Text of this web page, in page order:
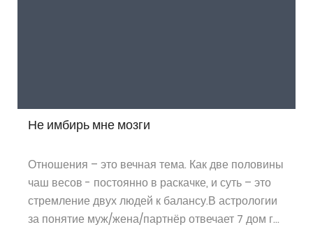
Не имбирь мне мозги
Отношения – это вечная тема. Как две половины
чаш весов - постоянно в раскачке, и суть – это
стремление двух людей к балансу.В астрологии
за понятие муж/жена/партнёр отвечает 7 дом г...